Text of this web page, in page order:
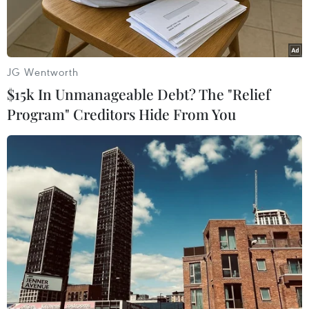
Các bác sỹ Bệnh viện Nhi Trung ương thực hiện ca phẫu thuật
nang ống mật chủ thứ 1.000 cho bệnh nhân nhi. (Ảnh:
PV/Vietnam+)
Sáng 18/11, Bệnh viện Nhi Trung ương tổ chức
JG Wentworth
$15k In Unmanageable Debt? The "Relief
Program" Creditors Hide From You